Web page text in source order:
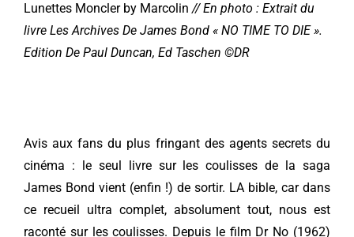
Lunettes Moncler by Marcolin // En photo : Extrait du
livre Les Archives De James Bond « NO TIME TO DIE ».
Edition De Paul Duncan, Ed Taschen ©DR
Avis aux fans du plus fringant des agents secrets du
cinéma : le seul livre sur les coulisses de la saga
James Bond vient (enfin !) de sortir. LA bible, car dans
ce recueil ultra complet, absolument tout, nous est
raconté sur les coulisses. Depuis le film Dr No (1962)